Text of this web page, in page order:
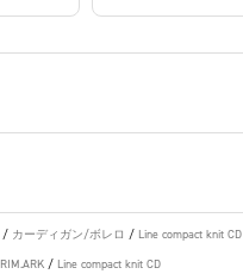
/ カーディガン/ボレロ / Line compact knit CD
RIM.ARK / Line compact knit CD